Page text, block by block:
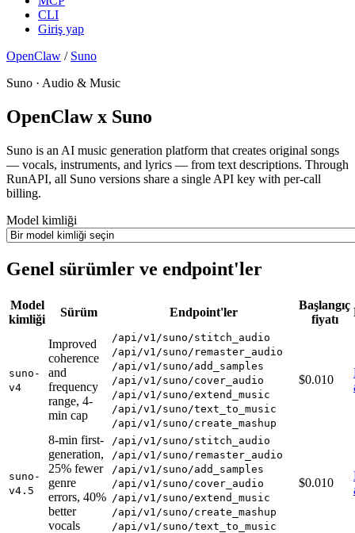
CLI
Giriş yap
OpenClaw / Suno
Suno · Audio & Music
OpenClaw x Suno
Suno is an AI music generation platform that creates original songs
— vocals, instruments, and lyrics — from text descriptions. Through
RunAPI, all Suno versions share a single API key with per-call
billing.
Model kimliği
Genel sürümler ve endpoint'ler
Model
kimliği
Sürüm Endpoint'ler
Başlangıç
fiyatı
suno-
v4
Improved
coherence
and
frequency
range, 4-
min cap
/api/v1/suno/stitch_audio
/api/v1/suno/remaster_audio
/api/v1/suno/add_samples
/api/v1/suno/cover_audio
/api/v1/suno/extend_music
/api/v1/suno/text_to_music
/api/v1/suno/create_mashup
$0.010
suno-
v4.5
8-min first-
generation,
25% fewer
genre
errors, 40%
better
vocals
/api/v1/suno/stitch_audio
/api/v1/suno/remaster_audio
/api/v1/suno/add_samples
/api/v1/suno/cover_audio
/api/v1/suno/extend_music
/api/v1/suno/create_mashup
/api/v1/suno/text_to_music
$0.010